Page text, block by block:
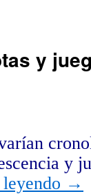
y
y
→